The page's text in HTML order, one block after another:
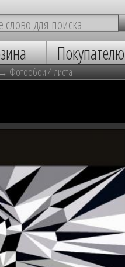
Покупателю
Фотообои 4 листа